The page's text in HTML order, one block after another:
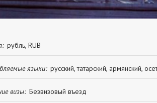
рубль, RUB
языки: русский, татарский, армянский,
визы: Безвизовый въезд